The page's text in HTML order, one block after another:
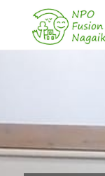
ス
ッ